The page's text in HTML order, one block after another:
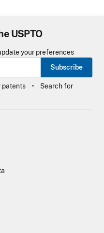
USPTO
your preferences
Subscribe
patents
Search for